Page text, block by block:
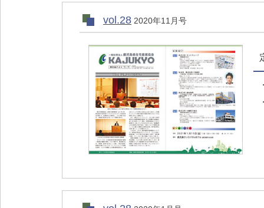
vol.28 2020年11月号